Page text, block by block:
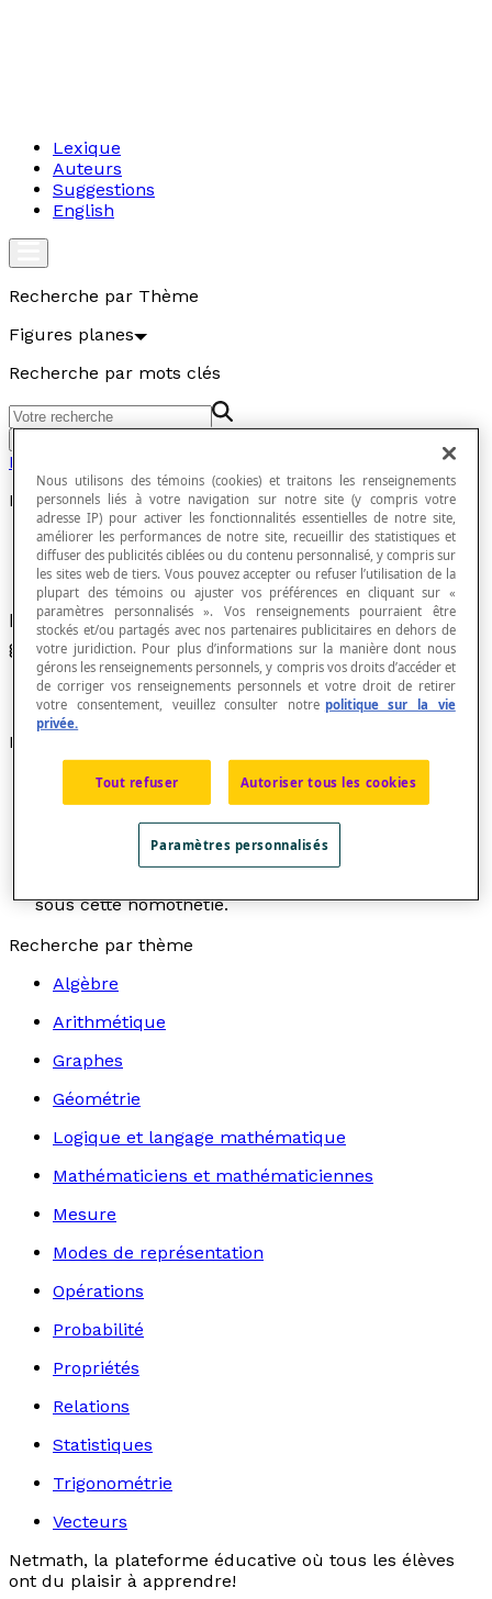
Lexique
Auteurs
Suggestions
English
Recherche par Thème
Figures planes
Recherche par mots clés
Figures planes
Droite fixe
Droite invariante sous une transformation
géométrique.
Exemples
L'axe de symétrie est une droite fixe sous cette
symétrie.
L'axe de réflexion est une droite fixe sous cette
sous cette homothétie.
Recherche par thème
Algèbre
Arithmétique
Graphes
Géométrie
Logique et langage mathématique
Mathématiciens et mathématiciennes
Mesure
Modes de représentation
Opérations
Probabilité
Propriétés
Relations
Statistiques
Trigonométrie
Vecteurs
Netmath, la plateforme éducative où tous les élèves
ont du plaisir à apprendre!
Nous utilisons des témoins (cookies) et traitons les renseignements
personnels liés à votre navigation sur notre site (y compris votre
adresse IP) pour activer les fonctionnalités essentielles de notre site,
améliorer les performances de notre site, recueillir des statistiques et
diffuser des publicités ciblées ou du contenu personnalisé, y compris sur
les sites web de tiers. Vous pouvez accepter ou refuser l’utilisation de la
plupart des témoins ou ajuster vos préférences en cliquant sur «
paramètres personnalisés ». Vos renseignements pourraient être
stockés et/ou partagés avec nos partenaires publicitaires en dehors de
votre juridiction. Pour plus d’informations sur la manière dont nous
gérons les renseignements personnels, y compris vos droits d’accéder et
de corriger vos renseignements personnels et votre droit de retirer
votre consentement, veuillez consulter notre politique sur la vie
privée.
Tout refuser Autoriser tous les cookies
Paramètres personnalisés